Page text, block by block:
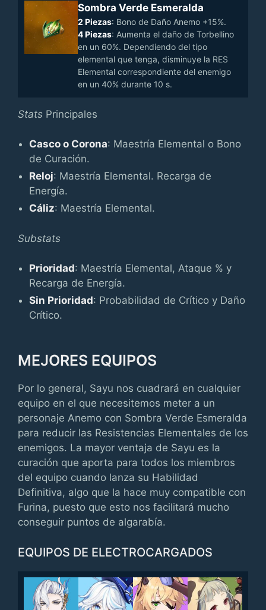
Sombra Verde Esmeralda
2 Piezas: Bono de Daño Anemo +15%.
4 Piezas: Aumenta el daño de Torbellino
en un 60%. Dependiendo del tipo
elemental que tenga, disminuye la RES
Elemental correspondiente del enemigo
en un 40% durante 10 s.
Stats Principales
Casco o Corona: Maestría Elemental o Bono
de Curación.
Reloj: Maestría Elemental. Recarga de
Energía.
Cáliz: Maestría Elemental.
Substats
Prioridad: Maestría Elemental, Ataque % y
Recarga de Energía.
Sin Prioridad: Probabilidad de Crítico y Daño
Crítico.
MEJORES EQUIPOS
Por lo general, Sayu nos cuadrará en cualquier
equipo en el que necesitemos meter a un
personaje Anemo con Sombra Verde Esmeralda
para reducir las Resistencias Elementales de los
enemigos. La mayor ventaja de Sayu es la
curación que aporta para todos los miembros
del equipo cuando lanza su Habilidad
Definitiva, algo que la hace muy compatible con
Furina, puesto que esto nos facilitará mucho
conseguir puntos de algarabía.
EQUIPOS DE ELECTROCARGADOS